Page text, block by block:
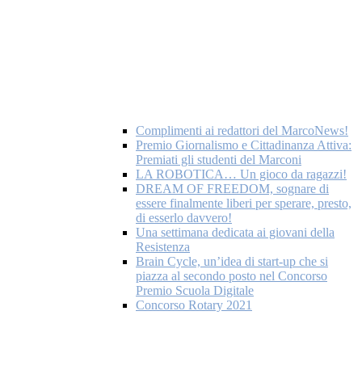
Complimenti ai redattori del MarcoNews!
Premio Giornalismo e Cittadinanza Attiva:
Premiati gli studenti del Marconi
LA ROBOTICA… Un gioco da ragazzi!
DREAM OF FREEDOM, sognare di
essere finalmente liberi per sperare, presto,
di esserlo davvero!
Una settimana dedicata ai giovani della
Resistenza
Brain Cycle, un’idea di start-up che si
piazza al secondo posto nel Concorso
Premio Scuola Digitale
Concorso Rotary 2021